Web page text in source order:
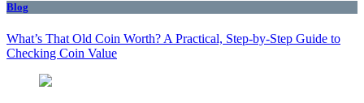
Blog
What’s That Old Coin Worth? A Practical, Step‑by‑Step Guide to
Checking Coin Value